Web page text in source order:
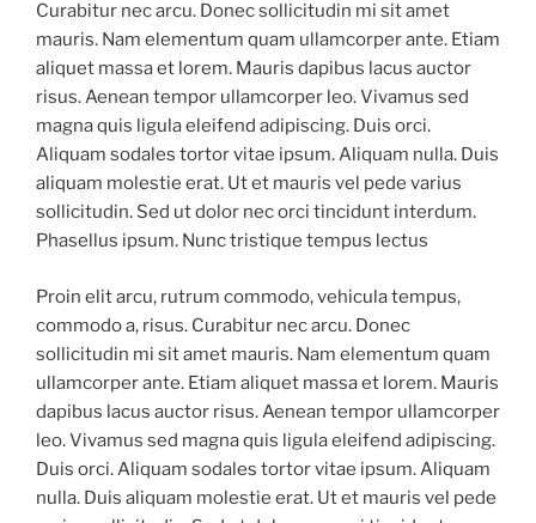
Curabitur nec arcu. Donec sollicitudin mi sit amet
mauris. Nam elementum quam ullamcorper ante. Etiam
aliquet massa et lorem. Mauris dapibus lacus auctor
risus. Aenean tempor ullamcorper leo. Vivamus sed
magna quis ligula eleifend adipiscing. Duis orci.
Aliquam sodales tortor vitae ipsum. Aliquam nulla. Duis
aliquam molestie erat. Ut et mauris vel pede varius
sollicitudin. Sed ut dolor nec orci tincidunt interdum.
Phasellus ipsum. Nunc tristique tempus lectus
Proin elit arcu, rutrum commodo, vehicula tempus,
commodo a, risus. Curabitur nec arcu. Donec
sollicitudin mi sit amet mauris. Nam elementum quam
ullamcorper ante. Etiam aliquet massa et lorem. Mauris
dapibus lacus auctor risus. Aenean tempor ullamcorper
leo. Vivamus sed magna quis ligula eleifend adipiscing.
Duis orci. Aliquam sodales tortor vitae ipsum. Aliquam
nulla. Duis aliquam molestie erat. Ut et mauris vel pede